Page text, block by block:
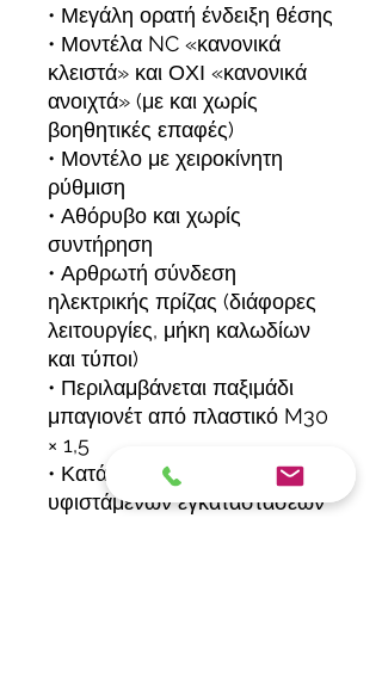
• Μεγάλη ορατή ένδειξη θέσης
• Μοντέλα NC «κανονικά
κλειστά» και ΟΧΙ «κανονικά
ανοιχτά» (με και χωρίς
βοηθητικές επαφές)
• Μοντέλο με χειροκίνητη
ρύθμιση
• Αθόρυβο και χωρίς
συντήρηση
• Αρθρωτή σύνδεση
ηλεκτρικής πρίζας (διάφορες
λειτουργίες, μήκη καλωδίων
και τύποι)
• Περιλαμβάνεται παξιμάδι
μπαγιονέτ από πλαστικό M30
× 1,5
• Κατάλληλο για μετασκευή
υφιστάμενων εγκαταστάσεων